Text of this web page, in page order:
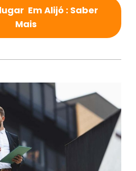
Em Alijó : Saber
Mais